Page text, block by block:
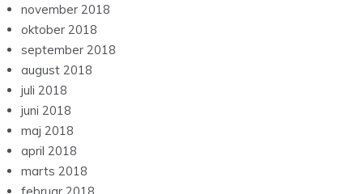
november 2018
oktober 2018
september 2018
august 2018
juli 2018
juni 2018
maj 2018
april 2018
marts 2018